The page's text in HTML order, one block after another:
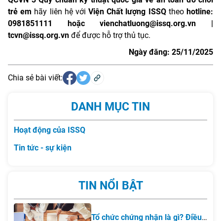
trẻ em hãy liên hệ vớiViện Chất lượng ISSQtheohotline:
0981851111 hoặc vienchatluong@issq.org.vn |
tcvn@issq.org.vn để được hỗ trợ thủ tục.
Ngày đăng: 25/11/2025
Chia sẻ bài viết:
DANH MỤC TIN
Hoạt động của ISSQ
Tin tức - sự kiện
TIN NỔI BẬT
Tổ chức chứng nhận là gì? Điều